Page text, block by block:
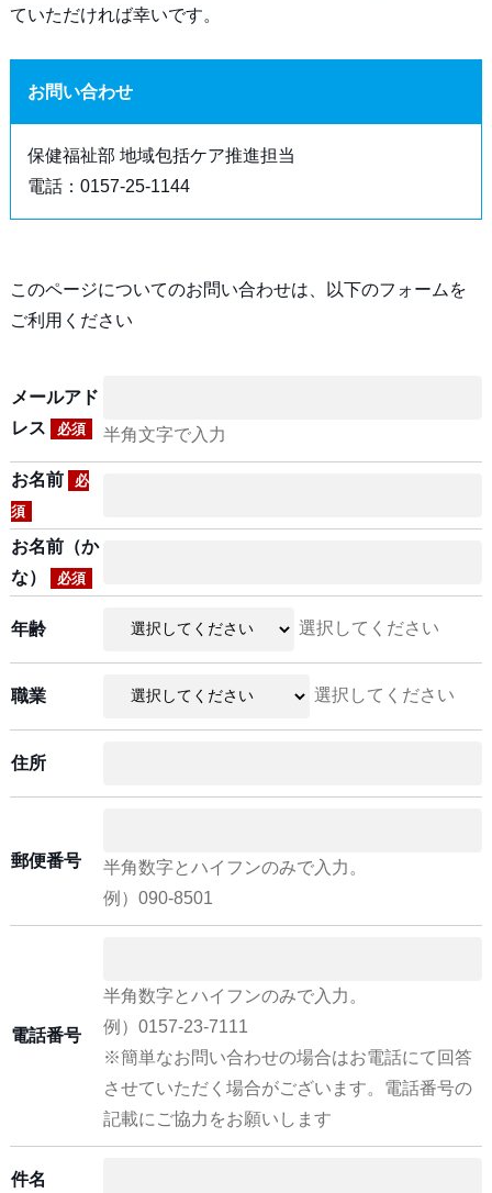
ていただければ幸いです。
お問い合わせ
保健福祉部 地域包括ケア推進担当
電話：0157-25-1144
このページについてのお問い合わせは、以下のフォームを
ご利用ください
メールアド
レス
必須 半角文字で入力
お名前
必
須
お名前（か
な）
必須
年齢 選択してください
職業 選択してください
住所
郵便番号
半角数字とハイフンのみで入力。
例）090-8501
電話番号
半角数字とハイフンのみで入力。
例）0157-23-7111
※簡単なお問い合わせの場合はお電話にて回答
させていただく場合がございます。電話番号の
記載にご協力をお願いします
件名